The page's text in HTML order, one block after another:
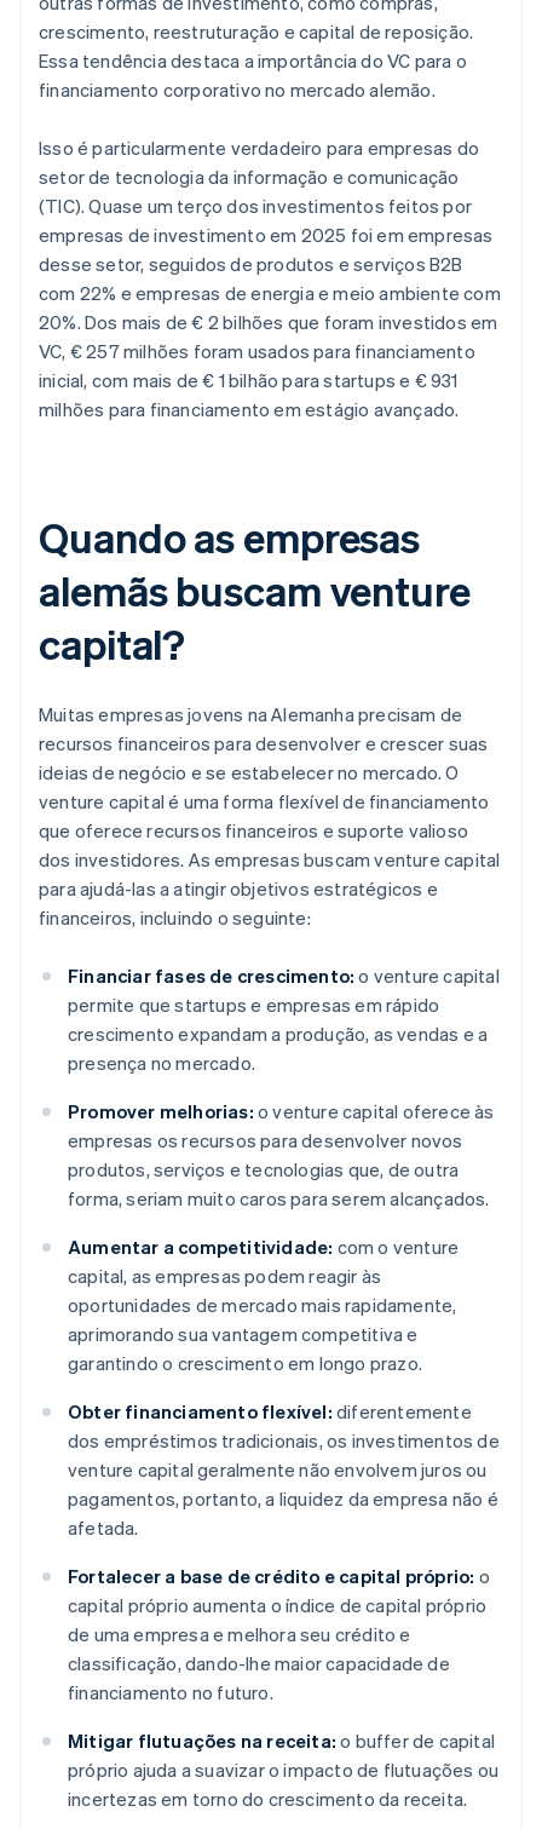
crescimento, reestruturação e capital de reposição.
Essa tendência destaca a importância do VC para o
financiamento corporativo no mercado alemão.
Isso é particularmente verdadeiro para empresas do
setor de tecnologia da informação e comunicação
(TIC). Quase um terço dos investimentos feitos por
empresas de investimento em 2025 foi em empresas
desse setor, seguidos de produtos e serviços B2B
com 22% e empresas de energia e meio ambiente com
20%. Dos mais de € 2 bilhões que foram investidos em
VC, € 257 milhões foram usados para financiamento
inicial, com mais de € 1 bilhão para startups e € 931
milhões para financiamento em estágio avançado.
Quando as empresas
alemãs buscam venture
capital?
Muitas empresas jovens na Alemanha precisam de
recursos financeiros para desenvolver e crescer suas
ideias de negócio e se estabelecer no mercado. O
venture capital é uma forma flexível de financiamento
que oferece recursos financeiros e suporte valioso
dos investidores. As empresas buscam venture capital
para ajudá-las a atingir objetivos estratégicos e
financeiros, incluindo o seguinte:
Financiar fases de crescimento: o venture capital
permite que startups e empresas em rápido
crescimento expandam a produção, as vendas e a
presença no mercado.
Promover melhorias: o venture capital oferece às
empresas os recursos para desenvolver novos
produtos, serviços e tecnologias que, de outra
forma, seriam muito caros para serem alcançados.
Aumentar a competitividade: com o venture
capital, as empresas podem reagir às
oportunidades de mercado mais rapidamente,
aprimorando sua vantagem competitiva e
garantindo o crescimento em longo prazo.
Obter financiamento flexível: diferentemente
dos empréstimos tradicionais, os investimentos de
venture capital geralmente não envolvem juros ou
pagamentos, portanto, a liquidez da empresa não é
afetada.
Fortalecer a base de crédito e capital próprio: o
capital próprio aumenta o índice de capital próprio
de uma empresa e melhora seu crédito e
classificação, dando-lhe maior capacidade de
financiamento no futuro.
Mitigar flutuações na receita: o buffer de capital
próprio ajuda a suavizar o impacto de flutuações ou
incertezas em torno do crescimento da receita.